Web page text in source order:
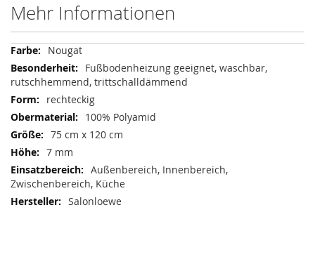
Mehr Informationen
Mehr
Informationen
Nougat
Fußbodenheizung geeignet, waschbar,
rutschhemmend, trittschalldämmend
rechteckig
100% Polyamid
75 cm x 120 cm
7 mm
Außenbereich, Innenbereich,
Zwischenbereich, Küche
Salonloewe